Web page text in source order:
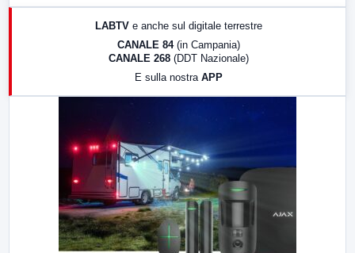
LABTV e anche sul digitale terrestre
CANALE 84 (in Campania)
CANALE 268 (DDT Nazionale)
E sulla nostra APP